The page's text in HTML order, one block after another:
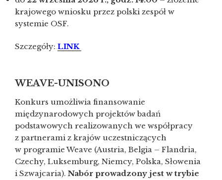
krajowego wniosku przez polski zespół w
systemie OSF.
Szczegóły: LINK
WEAVE-UNISONO
Konkurs umożliwia finansowanie
międzynarodowych projektów badań
podstawowych realizowanych we współpracy
z partnerami z krajów uczestniczących
w programie Weave (Austria, Belgia – Flandria,
Czechy, Luksemburg, Niemcy, Polska, Słowenia
i Szwajcaria). Nabór prowadzony jest w trybie